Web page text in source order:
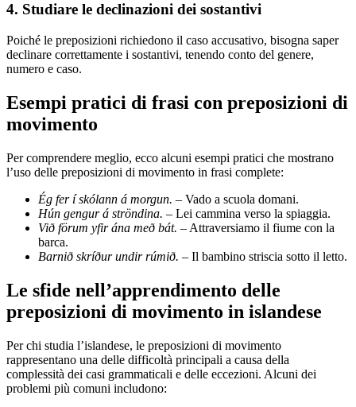
4. Studiare le declinazioni dei sostantivi
Poiché le preposizioni richiedono il caso accusativo, bisogna saper
declinare correttamente i sostantivi, tenendo conto del genere,
numero e caso.
Esempi pratici di frasi con preposizioni di
movimento
Per comprendere meglio, ecco alcuni esempi pratici che mostrano
l’uso delle preposizioni di movimento in frasi complete:
Ég fer í skólann á morgun. – Vado a scuola domani.
Hún gengur á ströndina. – Lei cammina verso la spiaggia.
Við förum yfir ána með bát. – Attraversiamo il fiume con la
barca.
Barnið skríður undir rúmið. – Il bambino striscia sotto il letto.
Le sfide nell’apprendimento delle
preposizioni di movimento in islandese
Per chi studia l’islandese, le preposizioni di movimento
rappresentano una delle difficoltà principali a causa della
complessità dei casi grammaticali e delle eccezioni. Alcuni dei
problemi più comuni includono: